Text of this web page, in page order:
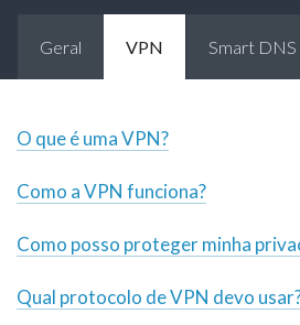
Geral VPN Smart DNS
O que é uma VPN?
Como a VPN funciona?
Como posso proteger minha
Qual protocolo de VPN devo